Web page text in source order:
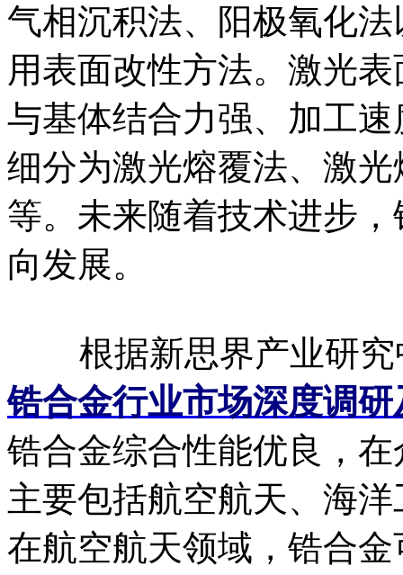
气相沉积法、阳极氧化
用表面改性方法。激光
与基体结合力强、加工
细分为激光熔覆法、激
等。未来随着技术进步
向发展。
根据新思界产业研究
锆合金行业市场深度调
锆合金综合性能优良，
主要包括航空航天、海
在航空航天领域，锆合